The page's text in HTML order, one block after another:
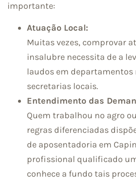
importante:
Atuação Local:
Muitas vezes, comprovar
insalubre necessita de a
laudos em departamentos
secretarias locais.
Entendimento das
Quem trabalhou no agro
regras diferenciadas
de aposentadoria em
profissional qualificado
conhece a fundo tais